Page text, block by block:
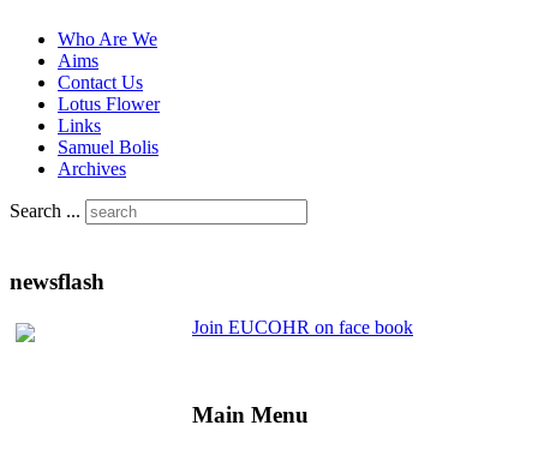
Who Are We
Aims
Contact Us
Lotus Flower
Links
Samuel Bolis
Archives
Search ...
newsflash
Join EUCOHR on face book
Main Menu